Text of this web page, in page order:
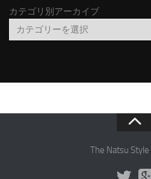
カテゴリ別アーカイブ
The Natsu